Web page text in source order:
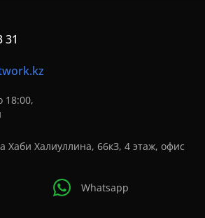
31
18:00,
Хаби Халиуллина, 66кЗ, 4 этаж, офис
Whatsapp